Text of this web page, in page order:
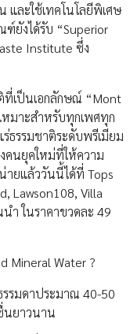
และใช้เทคโนโลยีพิเศษ
ยังได้รับ “Superior
Institute ซึ่ง
เป็นเอกลักษณ์ “Mont
หมาะสำหรับทุกเพศทุก
ธรรมชาติระดับพรีเมียม
นยุคใหม่ที่ให้ความ
ยแล้ววันนี้ได้ที่ Tops
Lawson108, Villa
ำ ในราคาขวดละ 49
Mineral Water ?
รมดาประมาณ 40-50
นยาวนาน